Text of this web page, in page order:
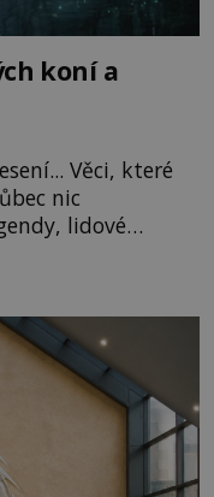
koní a
Věci, které
nic
lidové
lidí
Je
počátků lidské
vod minulosti